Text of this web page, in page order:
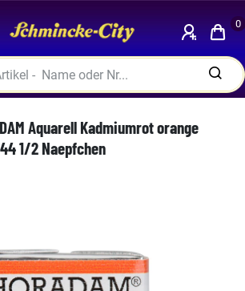
0
Aquarell Kadmiumrot orange
1/2 Naepfchen